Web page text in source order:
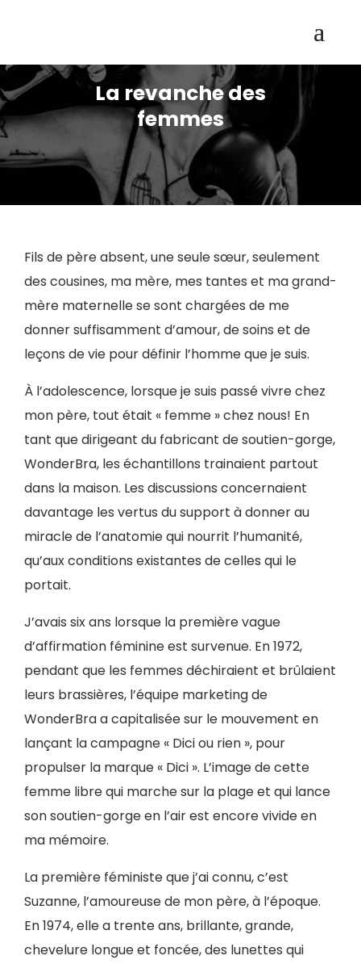
La revanche des
femmes
Fils de père absent, une seule sœur, seulement
des cousines, ma mère, mes tantes et ma grand-
mère maternelle se sont chargées de me
donner suffisamment d’amour, de soins et de
leçons de vie pour définir l’homme que je suis.
À l’adolescence, lorsque je suis passé vivre chez
mon père, tout était « femme » chez nous! En
tant que dirigeant du fabricant de soutien-gorge,
WonderBra, les échantillons trainaient partout
dans la maison. Les discussions concernaient
davantage les vertus du support à donner au
miracle de l’anatomie qui nourrit l’humanité,
qu’aux conditions existantes de celles qui le
portait.
J’avais six ans lorsque la première vague
d’affirmation féminine est survenue. En 1972,
pendant que les femmes déchiraient et brûlaient
leurs brassières, l’équipe marketing de
WonderBra a capitalisée sur le mouvement en
lançant la campagne « Dici ou rien », pour
propulser la marque « Dici ». L’image de cette
femme libre qui marche sur la plage et qui lance
son soutien-gorge en l’air est encore vivide en
ma mémoire.
La première féministe que j’ai connu, c’est
Suzanne, l’amoureuse de mon père, à l’époque.
En 1974, elle a trente ans, brillante, grande,
chevelure longue et foncée, des lunettes qui